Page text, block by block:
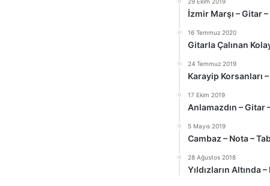
İzmir Marşı – Gitar
16 Temmuz 2020
Gitarla Çalınan
24 Temmuz 2019
Karayip Korsanları
17 Ekim 2019
Anlamazdın – Gitar
5 Mayıs 2019
Cambaz – Nota –
28 Ağustos 2018
Yıldızların Altında